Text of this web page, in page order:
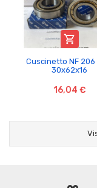

Cuscinetto NF 206
30x62x16
16,04 €